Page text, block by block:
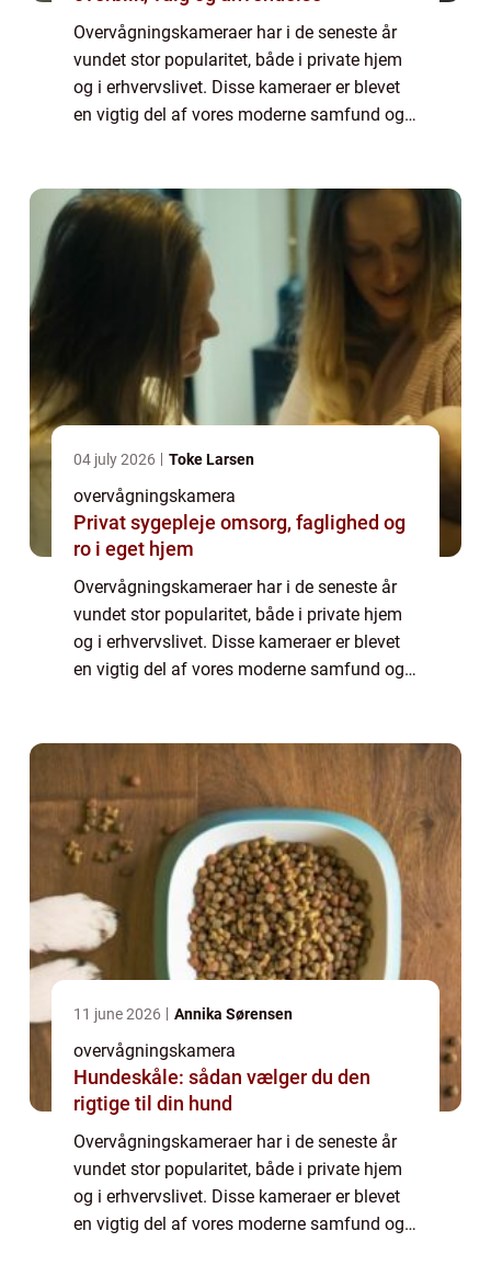
Overvågningskameraer har i de seneste år
vundet stor popularitet, både i private hjem
og i erhvervslivet. Disse kameraer er blevet
en vigtig del af vores moderne samfund og
04 july 2026 Toke Larsen
overvågningskamera
Privat sygepleje omsorg, faglighed og
ro i eget hjem
Overvågningskameraer har i de seneste år
vundet stor popularitet, både i private hjem
og i erhvervslivet. Disse kameraer er blevet
en vigtig del af vores moderne samfund og
11 june 2026 Annika Sørensen
overvågningskamera
Hundeskåle: sådan vælger du den
rigtige til din hund
Overvågningskameraer har i de seneste år
vundet stor popularitet, både i private hjem
og i erhvervslivet. Disse kameraer er blevet
en vigtig del af vores moderne samfund og